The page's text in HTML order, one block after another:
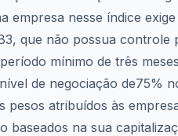
empresa nesse índice
que não possua controle
mínimo de três
de negociação de75%
pesos atribuídos às
baseados na sua